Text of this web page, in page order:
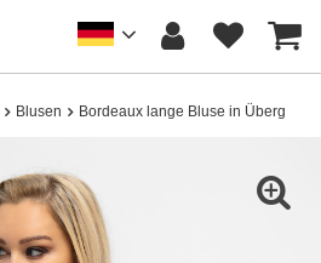
Blusen Bordeaux lange Bluse in